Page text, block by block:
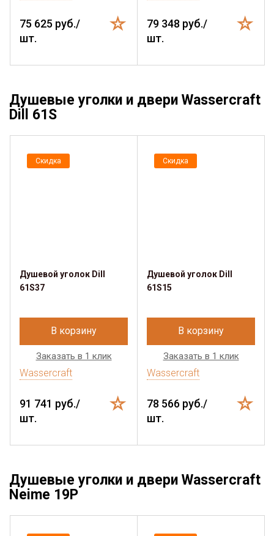
75 625 руб./
шт.
79 348 руб./
шт.
Душевые уголки и двери Wassercraft
Dill 61S
Скидка
Душевой уголок Dill
61S37
В корзину
Заказать в 1 клик
Wassercraft
91 741 руб./
шт.
Скидка
Душевой уголок Dill
61S15
В корзину
Заказать в 1 клик
Wassercraft
78 566 руб./
шт.
Душевые уголки и двери Wassercraft
Neime 19P